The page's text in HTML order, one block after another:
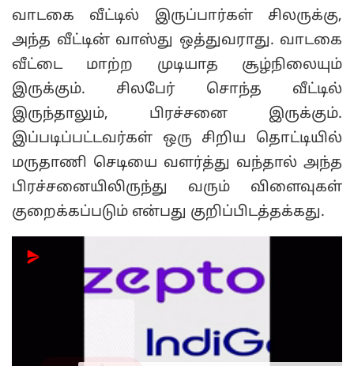
வாடகை வீட்டில் இருப்பார்கள் சிலருக்கு,
அந்த வீட்டின் வாஸ்து ஒத்துவராது. வாடகை
வீட்டை மாற்ற முடியாத சூழ்நிலையும்
இருக்கும். சிலபேர் சொந்த வீட்டில்
இருந்தாலும், பிரச்சனை இருக்கும்.
இப்படிப்பட்டவர்கள் ஒரு சிறிய தொட்டியில்
மருதாணி செடியை வளர்த்து வந்தால் அந்த
பிரச்சனையிலிருந்து வரும் விளைவுகள்
குறைக்கப்படும் என்பது குறிப்பிடத்தக்கது.